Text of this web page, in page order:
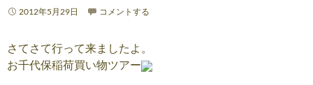
2012年5月29日 コメントする
さてさて行って来ましたよ。
お千代保稲荷買い物ツアー